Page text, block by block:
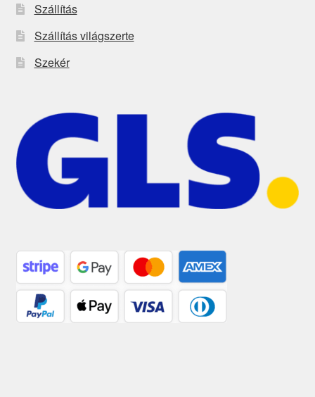
Szállítás
Szállítás világszerte
Szekér